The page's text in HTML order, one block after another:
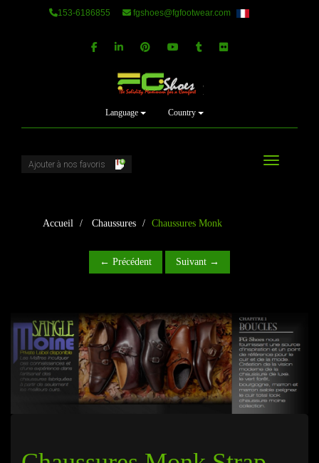
153-6186855 fgshoes@fgfootwear.com
Language Country
Basculer la
Accueil Chaussures Chaussures Monk
← Précédent Suivant →